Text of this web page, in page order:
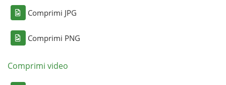
Comprimi JPG
Comprimi PNG
Comprimi video